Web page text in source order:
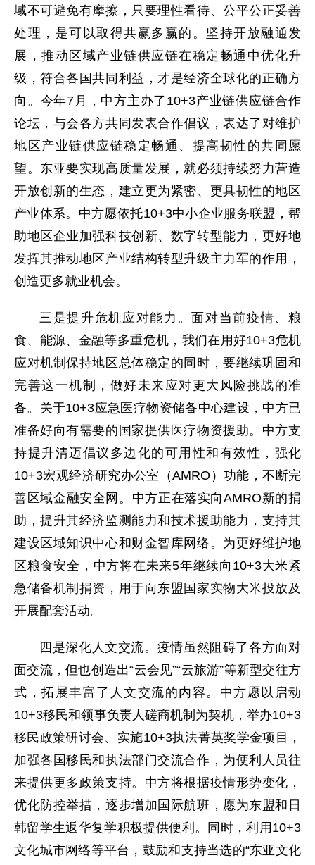
域不可避免有摩擦，只要理性看待、公平公正妥善
处理，是可以取得共赢多赢的。坚持开放融通发
展，推动区域产业链供应链在稳定畅通中优化升
级，符合各国共同利益，才是经济全球化的正确方
向。今年7月，中方主办了10+3产业链供应链合作
论坛，与会各方共同发表合作倡议，表达了对维护
地区产业链供应链稳定畅通、提高韧性的共同愿
望。东亚要实现高质量发展，就必须持续努力营造
开放创新的生态，建立更为紧密、更具韧性的地区
产业体系。中方愿依托10+3中小企业服务联盟，帮
助地区企业加强科技创新、数字转型能力，更好地
发挥其推动地区产业结构转型升级主力军的作用，
创造更多就业机会。
三是提升危机应对能力。面对当前疫情、粮
食、能源、金融等多重危机，我们在用好10+3危机
应对机制保持地区总体稳定的同时，要继续巩固和
完善这一机制，做好未来应对更大风险挑战的准
备。关于10+3应急医疗物资储备中心建设，中方已
准备好向有需要的国家提供医疗物资援助。中方支
持提升清迈倡议多边化的可用性和有效性，强化
10+3宏观经济研究办公室（AMRO）功能，不断完
善区域金融安全网。中方正在落实向AMRO新的捐
助，提升其经济监测能力和技术援助能力，支持其
建设区域知识中心和财金智库网络。为更好维护地
区粮食安全，中方将在未来5年继续向10+3大米紧
急储备机制捐资，用于向东盟国家实物大米投放及
开展配套活动。
四是深化人文交流。疫情虽然阻碍了各方面对
面交流，但也创造出“云会见”“云旅游”等新型交往方
式，拓展丰富了人文交流的内容。中方愿以启动
10+3移民和领事负责人磋商机制为契机，举办10+3
移民政策研讨会、实施10+3执法菁英奖学金项目，
加强各国移民和执法部门交流合作，为便利人员往
来提供更多政策支持。中方将根据疫情形势变化，
优化防控举措，逐步增加国际航班，愿为东盟和日
韩留学生返华复学积极提供便利。同时，利用10+3
文化城市网络等平台，鼓励和支持当选的“东亚文化